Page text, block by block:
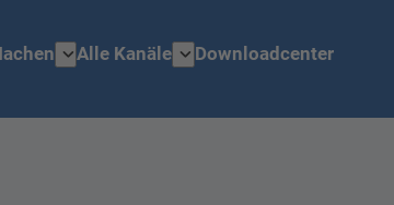
expand_moreAlle Kanäle expand_moreDownloadcenter